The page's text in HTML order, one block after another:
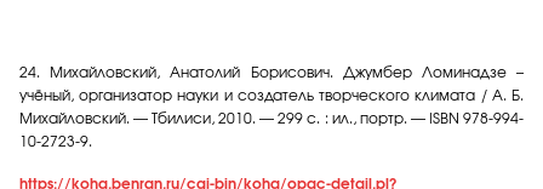
24. Михайловский, Анатолий Борисович. Джумбер Ломинадзе –
учёный, организатор науки и создатель творческого климата / А. Б.
Михайловский. — Тбилиси, 2010. — 299 с. : ил., портр. — ISBN 978-994-
10-2723-9.
https://koha.benran.ru/cgi-bin/koha/opac-detail.pl?